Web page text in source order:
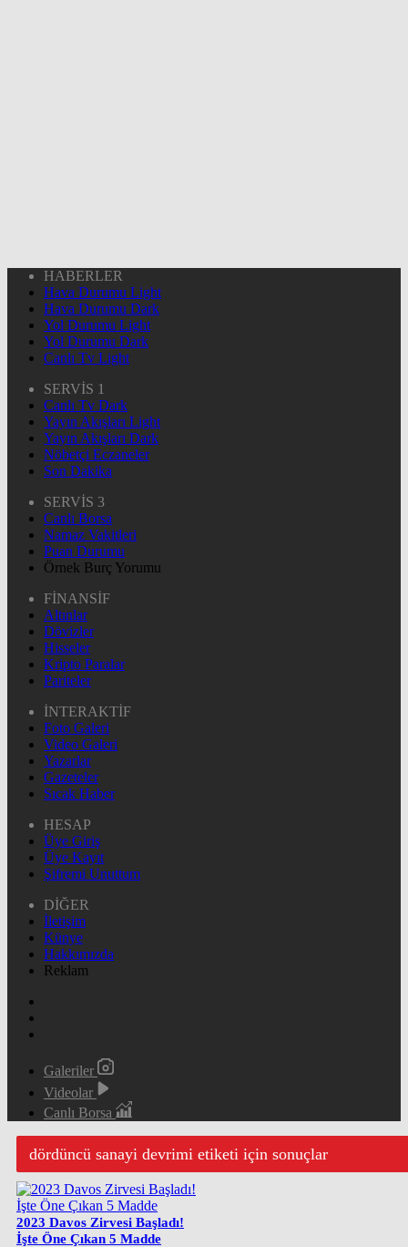
HABERLER
Hava Durumu Light
Hava Durumu Dark
Yol Durumu Light
Yol Durumu Dark
Canlı Tv Light
SERVİS 1
Canlı Tv Dark
Yayın Akışları Light
Yayın Akışları Dark
Nöbetçi Eczaneler
Son Dakika
SERVİS 3
Canlı Borsa
Namaz Vakitleri
Puan Durumu
Örnek Burç Yorumu
FİNANSİF
Altınlar
Dövizler
Hisseler
Kripto Paralar
Pariteler
İNTERAKTİF
Foto Galeri
Video Galeri
Yazarlar
Gazeteler
Sıcak Haber
HESAP
Üye Giriş
Üye Kayıt
Şifremi Unuttum
DİĞER
İletişim
Künye
Hakkımızda
Reklam
Galeriler
Videolar
Canlı Borsa
dördüncü sanayi devrimi etiketi için sonuçlar
2023 Davos Zirvesi Başladı!
İşte Öne Çıkan 5 Madde